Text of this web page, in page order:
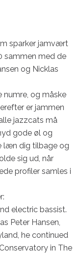
sparker jamvært
sammen med de
og Nicklas
numre, og måske
er jammen
jazzcats må
gode øl og
læn dig tilbage og
sig ud, når
profiler samles i
electric bassist.
Peter Hansen,
he continued
in The